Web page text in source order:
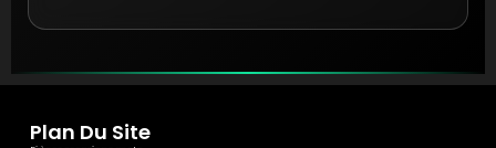
Plan Du Site